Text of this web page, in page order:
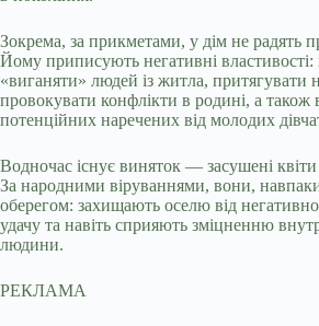
Зокрема, за прикметами, у дім не радять
Йому приписують негативні властивості:
«виганяти» людей із житла, притягувати
провокувати конфлікти в родині, а також
потенційних наречених від молодих
Водночас існує виняток — засушені квіти
За народними віруваннями, вони,
оберегом: захищають оселю від
удачу та навіть сприяють зміцненню
людини.
РЕКЛАМА